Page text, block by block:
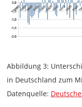
Abbildung 3:
in Deutschland zum
Datenquelle: